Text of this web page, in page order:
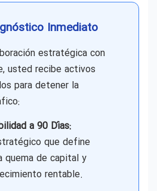
Inmediato
estratégica con
usted recibe activos
para detener la
a 90 Días:
que define
quema de capital y
rentable.